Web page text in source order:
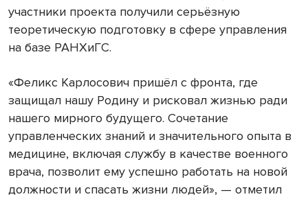
участники проекта получили серьёзную
теоретическую подготовку в сфере управления
на базе РАНХиГС.
«Феликс Карлосович пришёл с фронта, где
защищал нашу Родину и рисковал жизнью ради
нашего мирного будущего. Сочетание
управленческих знаний и значительного опыта в
медицине, включая службу в качестве военного
врача, позволит ему успешно работать на новой
должности и спасать жизни людей», — отметил